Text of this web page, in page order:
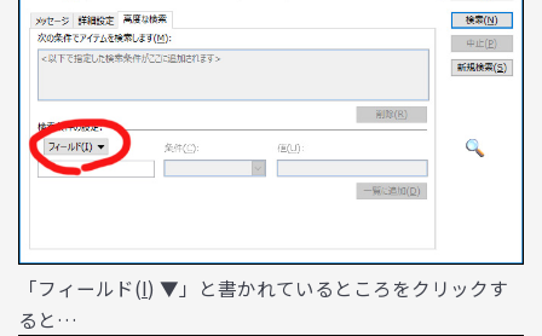
「フィールド(I) ▼」と書かれているところをクリックす
ると…